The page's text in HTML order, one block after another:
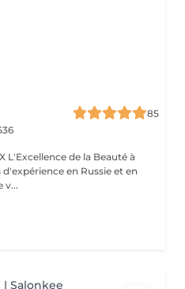
85
L'Excellence de la Beauté à
v...